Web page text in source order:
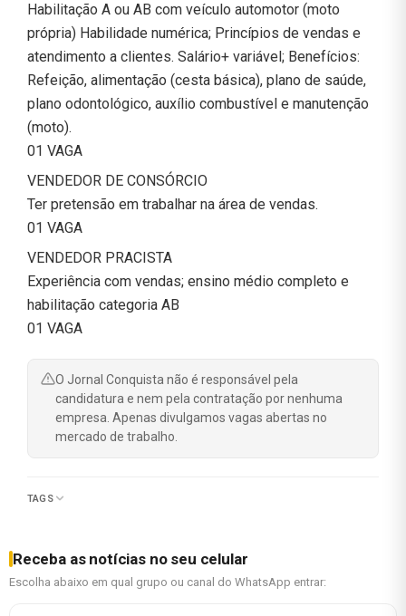
Habilitação A ou AB com veículo automotor (moto
própria) Habilidade numérica; Princípios de vendas e
atendimento a clientes. Salário+ variável; Benefícios:
Refeição, alimentação (cesta básica), plano de saúde,
plano odontológico, auxílio combustível e manutenção
(moto).
01 VAGA
VENDEDOR DE CONSÓRCIO
Ter pretensão em trabalhar na área de vendas.
01 VAGA
VENDEDOR PRACISTA
Experiência com vendas; ensino médio completo e
habilitação categoria AB
01 VAGA
O Jornal Conquista não é responsável pela
candidatura e nem pela contratação por nenhuma
empresa. Apenas divulgamos vagas abertas no
mercado de trabalho.
TAGS
Receba as notícias no seu celular
Escolha abaixo em qual grupo ou canal do WhatsApp entrar: